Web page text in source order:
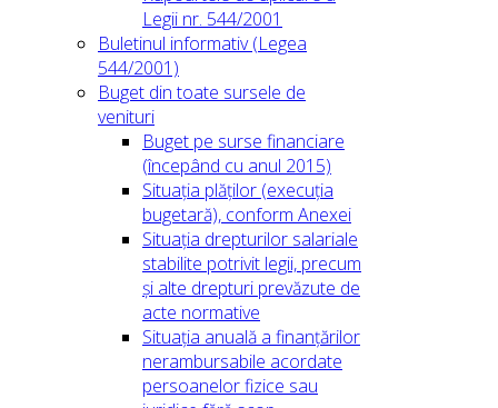
Legii nr. 544/2001
Buletinul informativ (Legea
544/2001)
Buget din toate sursele de
venituri
Buget pe surse financiare
(începând cu anul 2015)
Situația plăților (execuția
bugetară), conform Anexei
Situația drepturilor salariale
stabilite potrivit legii, precum
și alte drepturi prevăzute de
acte normative
Situația anuală a finanțărilor
nerambursabile acordate
persoanelor fizice sau